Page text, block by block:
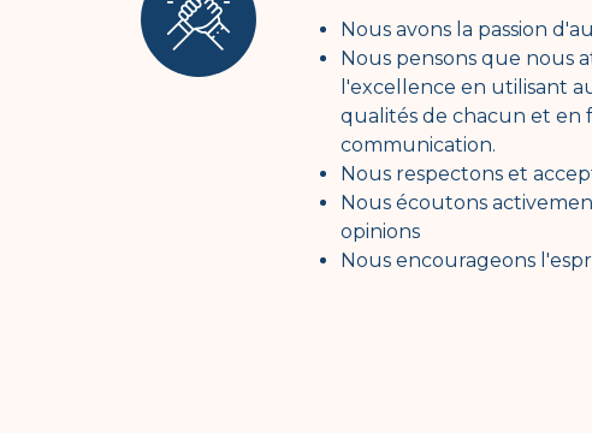
Nous avons la passion
Nous pensons que nous
l'excellence en utilisant
qualités de chacun et en
communication.
Nous respectons et
Nous écoutons
opinions
Nous encourageons